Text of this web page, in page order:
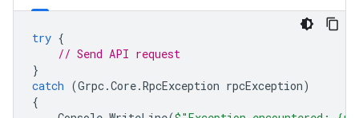
try {
// Send API request
}
catch (Grpc.Core.RpcException rpcException)
{